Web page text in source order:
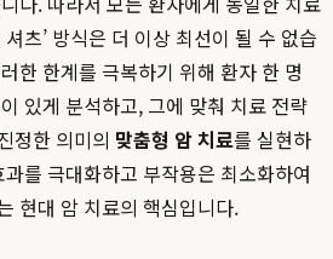
츠’ 방식은 더 이상 최선이 될 수 없습
한 한계를 극복하기 위해 환자 한 명
있게 분석하고, 그에 맞춰 치료 전략
정한 의미의 맞춤형 암 치료를 실현하
를 극대화하고 부작용은 최소화하여
현대 암 치료의 핵심입니다.